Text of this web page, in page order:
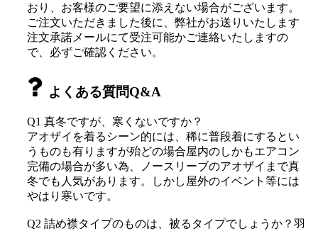
おり、お客様のご要望に添えない場合がございます。
ご注文いただきました後に、弊社がお送りいたします
注文承諾メールにて受注可能かご連絡いたしますの
で、必ずご確認ください。
よくある質問Q&A
Q1 真冬ですが、寒くないですか？
アオザイを着るシーン的には、稀に普段着にするとい
うものも有りますが殆どの場合屋内のしかもエアコン
完備の場合が多い為、ノースリーブのアオザイまで真
冬でも人気があります。しかし屋外のイベント等には
やはり寒いです。
Q2 詰め襟タイプのものは、被るタイプでしょうか？羽